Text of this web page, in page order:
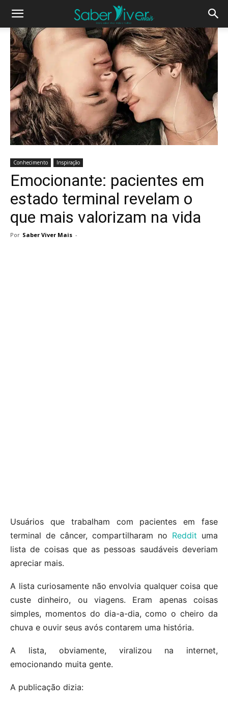
Conhecimento Inspiração
Emocionante: pacientes em
estado terminal revelam o
que mais valorizam na vida
Por Saber Viver Mais -
Usuários que trabalham com pacientes em fase
terminal de câncer, compartilharam no Reddit uma
lista de coisas que as pessoas saudáveis deveriam
apreciar mais.
A lista curiosamente não envolvia qualquer coisa que
custe dinheiro, ou viagens. Eram apenas coisas
simples, momentos do dia-a-dia, como o cheiro da
chuva e ouvir seus avós contarem uma história.
A lista, obviamente, viralizou na internet,
emocionando muita gente.
A publicação dizia: